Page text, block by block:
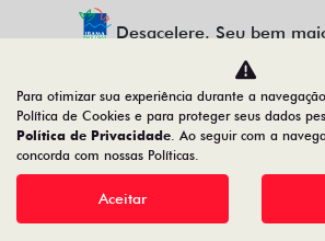
Desacelere. Seu bem
37.898.137/0002-04
Desenvolvido pela DEALERSPACE ®
Para otimizar sua experiência durante a
Política de Cookies e para proteger seus dados
Política de Privacidade. Ao seguir com a
concorda com nossas Políticas.
Aceitar